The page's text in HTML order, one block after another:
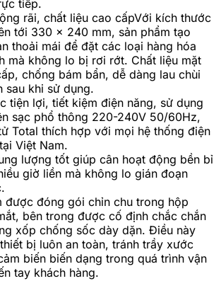
tiếp.
rãi, chất liệu cao cấpVới kích thước
tới 330 x 240 mm, sản phẩm tạo
thoải mái để đặt các loại hàng hóa
mà không lo bị rơi rớt. Chất liệu mặt
chống bám bẩn, dễ dàng lau chùi
sau khi sử dụng.
tiện lợi, tiết kiệm điện năng, sử dụng
sạc phổ thông 220-240V 50/60Hz,
Total thích hợp với mọi hệ thống điện
Việt Nam.
lượng tốt giúp cân hoạt động bền bỉ
giờ liền mà không lo gián đoạn
được đóng gói chỉn chu trong hộp
bên trong được cố định chắc chắn
xốp chống sốc dày dặn. Điều này
bị luôn an toàn, tránh trầy xước
biến biến dạng trong quá trình vận
tay khách hàng.